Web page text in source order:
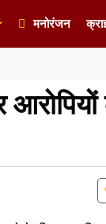
मनोरंजन